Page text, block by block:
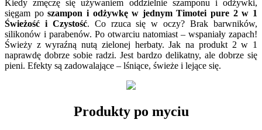
Kiedy zmęczę się używaniem oddzielnie szamponu i odżywki,
sięgam poszampon i odżywkę w jednym Timotei pure 2 w 1
Świeżość i Czystość. Co rzuca się w oczy? Brak barwników,
silikonów i parabenów. Po otwarciu natomiast – wspaniały zapach!
Świeży z wyraźną nutą zielonej herbaty. Jak na produkt 2 w 1
naprawdę dobrze sobie radzi. Jest bardzo delikatny, ale dobrze się
pieni. Efekty są zadowalające – lśniące, świeże i lejące się.
Produkty po myciu